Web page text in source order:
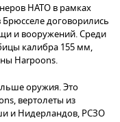
НАТО в рамках
договорились
и вооружений. Среди
калибра 155 мм,
Harpoons.
оружия. Это
вертолеты из
и Нидерландов, РСЗО